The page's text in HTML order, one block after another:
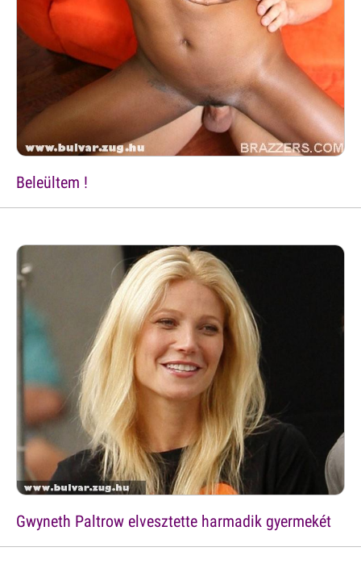
Beleültem !
Gwyneth Paltrow elvesztette harmadik gyermekét